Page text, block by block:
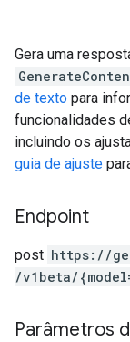
Gera uma
de texto para
funcionalidades
incluindo os
guia de ajuste
Endpoint
post https: / /
/v1beta/
Parâmetros